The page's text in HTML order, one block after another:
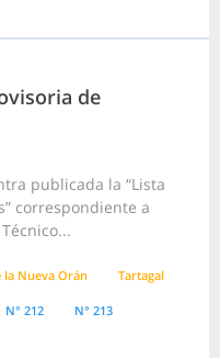
de
publicada la “Lista
correspondiente a
la Nueva Orán Tartagal
N° 212 N° 213